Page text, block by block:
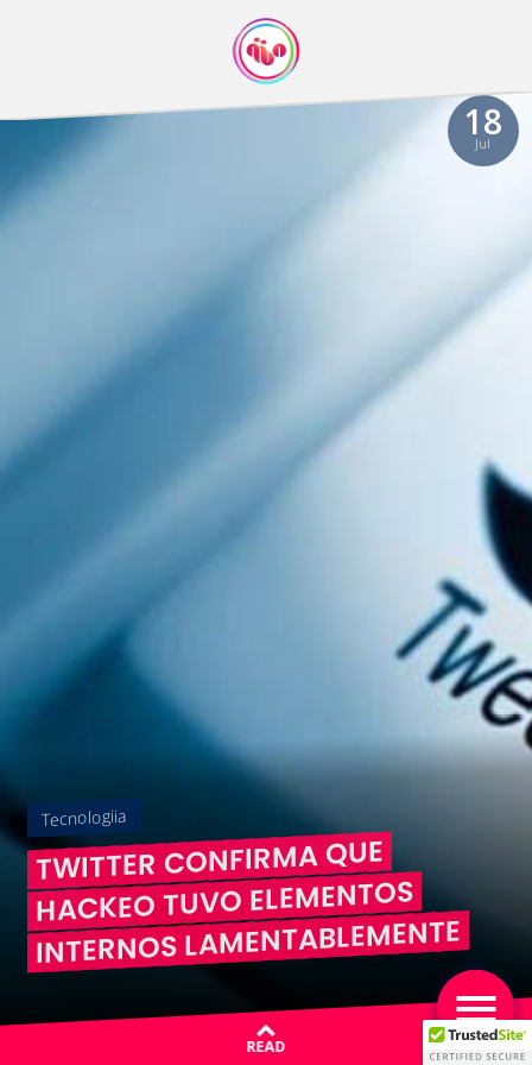
18
Jul
Tecnologiia
TWITTER CONFIRMA QUE
HACKEO TUVO ELEMENTOS
INTERNOS LAMENTABLEMENTE
READ